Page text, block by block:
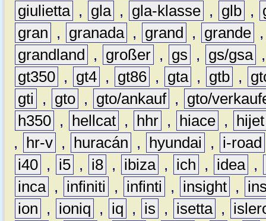
giulietta , gla , gla-klasse , glb ,
gran
, granada , grand , grande
grandland
, großer , gs , gs/gsa
gt350 , gt4 , gt86 , gta , gtb ,
gti
, gto , gto/ankauf ,
gto/
h350 , hellcat , hhr , hiace ,
hijet
,
hr-v , huracán , hyundai ,
i-road
i40 , i5 , i8 , ibiza , ich , idea ,
inca , infiniti , infinti , insight ,
ion
, ioniq , iq , is , isetta ,